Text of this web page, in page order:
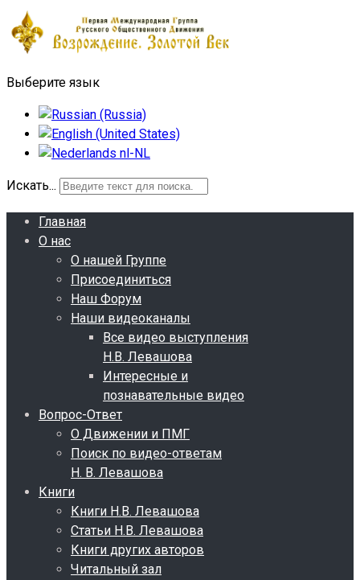
Выберите язык
Искать...
Главная
О нас
О нашей Группе
Присоединиться
Наш Форум
Наши видеоканалы
Все видео выступления
Н.В. Левашова
Интересные и
познавательные видео
Вопрос-Ответ
О Движении и ПМГ
Поиск по видео-ответам
Н. В. Левашова
Книги
Книги Н.В. Левашова
Статьи Н.В. Левашова
Книги других авторов
Читальный зал